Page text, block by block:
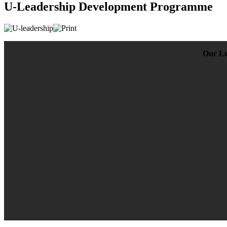
U-Leadership Development Programme
Our